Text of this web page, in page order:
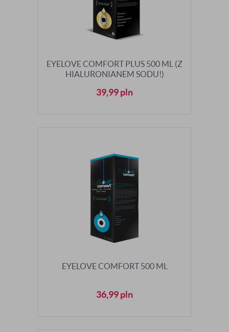
EYELOVE COMFORT PLUS 500 ML (Z
HIALURONIANEM SODU!)
39,99pln
EYELOVE COMFORT 500 ML
36,99pln